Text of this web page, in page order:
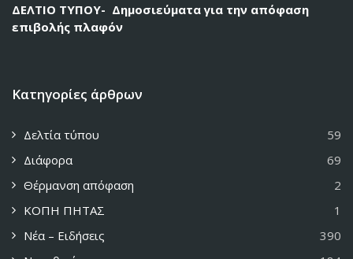
ΔΕΛΤΙΟ ΤΥΠΟΥ- Δημοσιεύματα για την απόφαση
επιβολής πλαφόν
Κατηγορίες άρθρων
Δελτία τύπου
59
Διάφορα
69
Θέρμανση απόφαση
2
ΚΟΠΗ ΠΗΤΑΣ
1
Νέα – Ειδήσεις
390